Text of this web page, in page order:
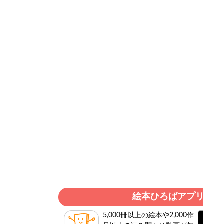
絵本ひろばアプリ
5,000冊以上の絵本や2,000作